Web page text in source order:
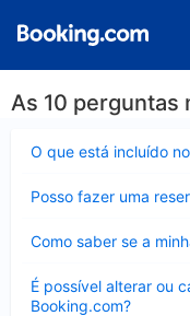
As 10 perguntas
O que está incluído
Posso fazer uma
Como saber se a
É possível alterar ou
Booking.com?
Contraído